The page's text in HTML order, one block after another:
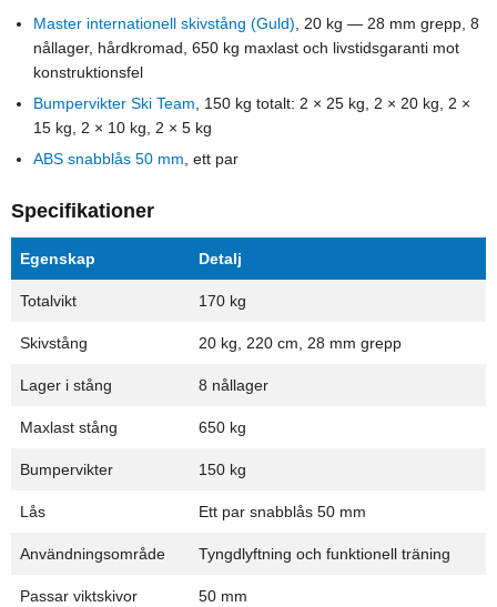
Master internationell skivstång (Guld), 20 kg — 28 mm grepp, 8
nållager, hårdkromad, 650 kg maxlast och livstidsgaranti mot
konstruktionsfel
Bumpervikter Ski Team, 150 kg totalt: 2 × 25 kg, 2 × 20 kg, 2 ×
15 kg, 2 × 10 kg, 2 × 5 kg
ABS snabblås 50 mm, ett par
Specifikationer
Egenskap Detalj
Totalvikt 170 kg
Skivstång 20 kg, 220 cm, 28 mm grepp
Lager i stång 8 nållager
Maxlast stång 650 kg
Bumpervikter 150 kg
Lås Ett par snabblås 50 mm
Användningsområde Tyngdlyftning och funktionell träning
Passar viktskivor 50 mm